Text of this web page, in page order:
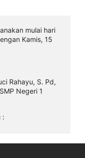
mulai hari
Kamis, 15
Rahayu, S. Pd,
Negeri 1
: